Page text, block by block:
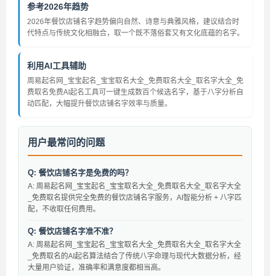
参考2026年趋势
2026年餐饮店铺名字趋势偏向自然、诗意与典雅风格，建议结合时
代特点与传统文化相融合，取一个既不落俗套又有文化底蕴的名字。
利用AI工具辅助
周易起名网_宝宝起名_宝宝取名大全_免费取名大全_取名字大全_免
费取名免费AI起名工具可一键生成数百个候选名字，基于八字分析自
动匹配，大幅提升餐饮店铺名字效率与质量。
用户最常问的问题
Q: 餐饮店铺名字是免费的吗？
A: 周易起名网_宝宝起名_宝宝取名大全_免费取名大全_取名字大全
_免费取名提供完全免费的餐饮店铺名字服务，AI智能分析 + 八字匹
配，不收取任何费用。
Q: 餐饮店铺名字准不准？
A: 周易起名网_宝宝起名_宝宝取名大全_免费取名大全_取名字大全
_免费取名的AI起名算法结合了传统八字命理与现代大数据分析，经
大量用户验证，准确率和满意度都相当高。